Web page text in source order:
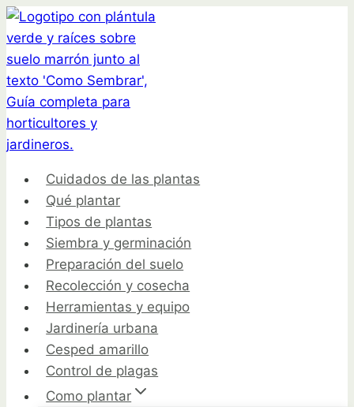
Saltar
al
contenido
Cuidados de las plantas
Qué plantar
Tipos de plantas
Siembra y germinación
Preparación del suelo
Recolección y cosecha
Herramientas y equipo
Jardinería urbana
Cesped amarillo
Control de plagas
Como plantar